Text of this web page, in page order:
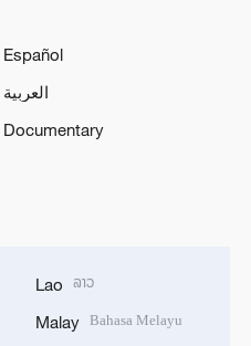
Español
العربية
Documentary
Lao ລາວ
Malay Bahasa Melayu